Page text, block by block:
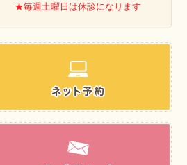
★毎週土曜日は休診になります